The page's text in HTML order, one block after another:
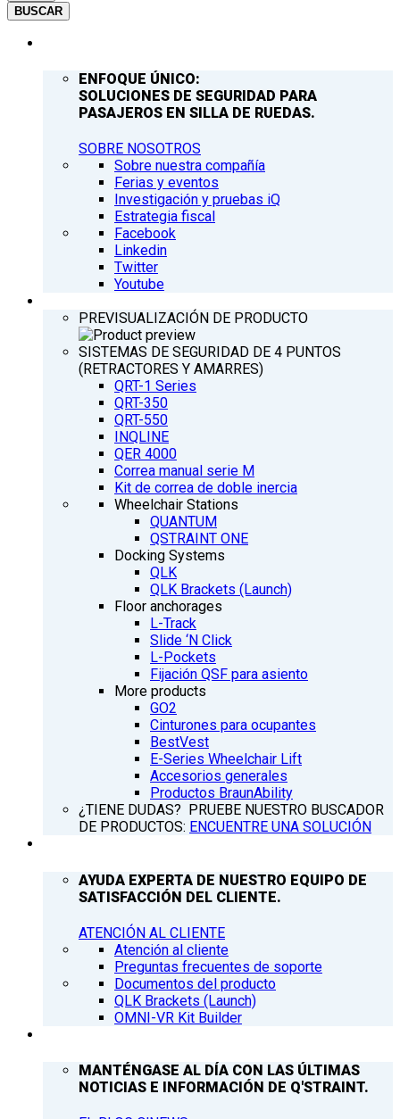
BUSCAR
ENFOQUE ÚNICO:
SOLUCIONES DE SEGURIDAD PARA
PASAJEROS EN SILLA DE RUEDAS.
SOBRE NOSOTROS
Sobre nuestra compañía
Ferias y eventos
Investigación y pruebas iQ
Estrategia fiscal
Facebook
Linkedin
Twitter
Youtube
PREVISUALIZACIÓN DE PRODUCTO
SISTEMAS DE SEGURIDAD DE 4 PUNTOS
(RETRACTORES Y AMARRES)
QRT-1 Series
QRT-350
QRT-550
INQLINE
QER 4000
Correa manual serie M
Kit de correa de doble inercia
Wheelchair Stations
QUANTUM
QSTRAINT ONE
Docking Systems
QLK
QLK Brackets (Launch)
Floor anchorages
L-Track
Slide ‘N Click
L-Pockets
Fijación QSF para asiento
More products
GO2
Cinturones para ocupantes
BestVest
E-Series Wheelchair Lift
Accesorios generales
Productos BraunAbility
¿TIENE DUDAS? PRUEBE NUESTRO BUSCADOR
DE PRODUCTOS: ENCUENTRE UNA SOLUCIÓN
AYUDA EXPERTA DE NUESTRO EQUIPO DE
SATISFACCIÓN DEL CLIENTE.
ATENCIÓN AL CLIENTE
Atención al cliente
Preguntas frecuentes de soporte
Documentos del producto
QLK Brackets (Launch)
OMNI-VR Kit Builder
MANTÉNGASE AL DÍA CON LAS ÚLTIMAS
NOTICIAS E INFORMACIÓN DE Q'STRAINT.